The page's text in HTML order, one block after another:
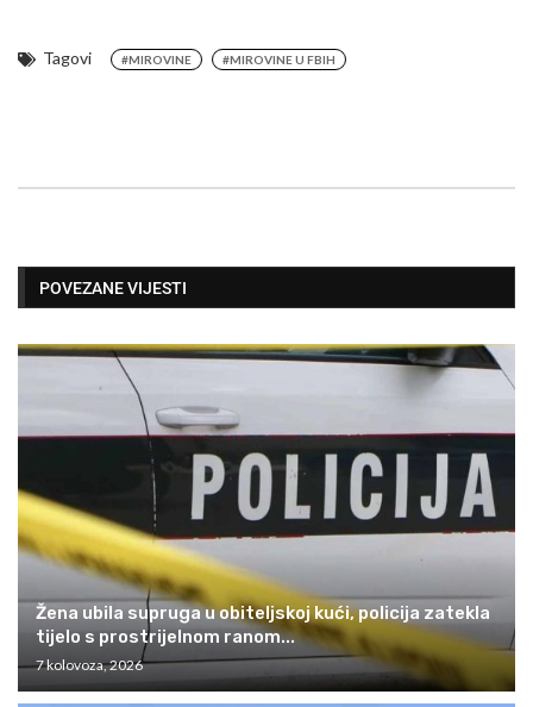
Tagovi #MIROVINE #MIROVINE U FBIH
POVEZANE VIJESTI
Žena ubila supruga u obiteljskoj kući, policija zatekla
tijelo s prostrijelnom ranom...
7 kolovoza, 2026